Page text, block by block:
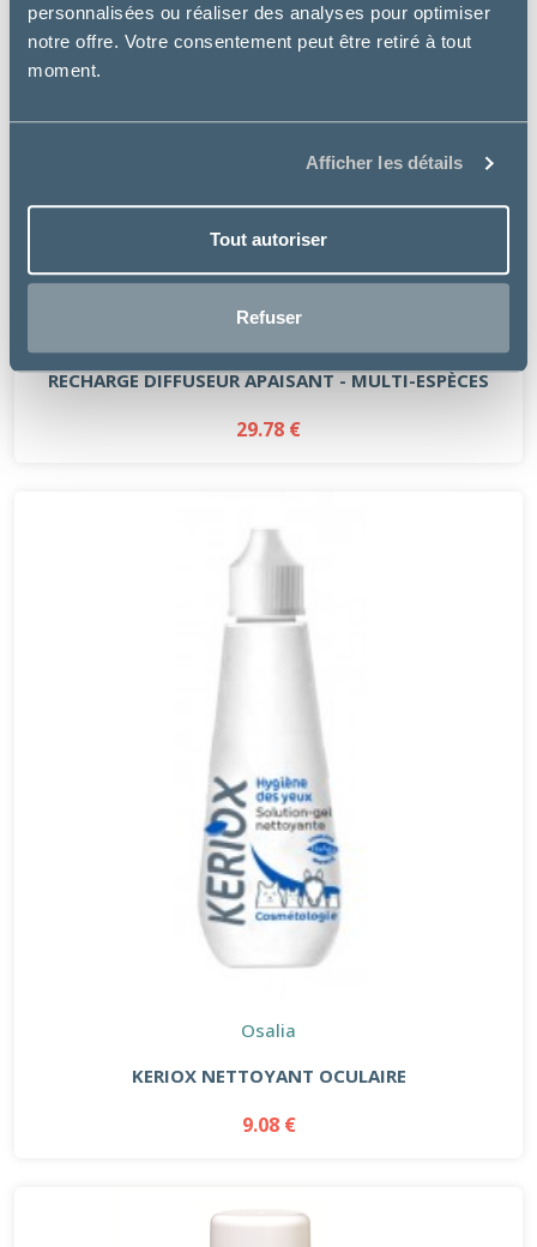
personnalisées ou réaliser des analyses pour optimiser
notre offre. Votre consentement peut être retiré à tout
moment.
Afficher les détails
Tout autoriser
Refuser
RECHARGE DIFFUSEUR APAISANT - MULTI-ESPÈCES
29.78 €
Osalia
KERIOX NETTOYANT OCULAIRE
9.08 €